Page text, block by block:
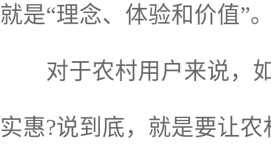
就是“理念、体验和价值”
对于农村用户来说，如
实惠?说到底，就是要让